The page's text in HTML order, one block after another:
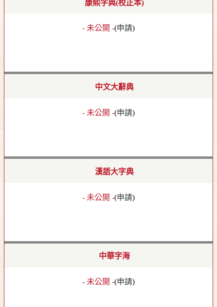
康熙字典(校正本)
- 未公開 -(申請)
中文大辭典
- 未公開 -(申請)
漢語大字典
- 未公開 -(申請)
中華字海
- 未公開 -(申請)